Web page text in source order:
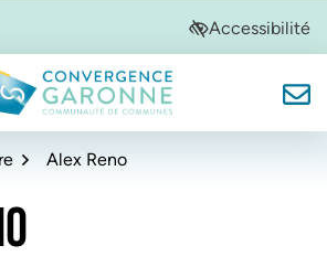
onglet)
nouvel onglet)
un nouvel onglet)
dans un nouvel onglet)
dans un nouvel onglet)Accessibilité
Convergence Garonne
Alex Reno